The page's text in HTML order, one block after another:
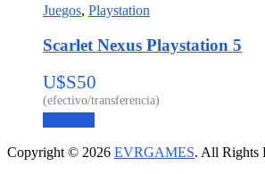
Juegos, Playstation
Scarlet Nexus Playstation 5
U$S50
Copyright © 2026 EVRGAMES. All Rights